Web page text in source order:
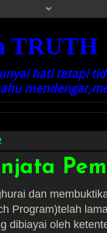
TRUTH
hati tetapi
dan
Program)telah
dibiayai oleh